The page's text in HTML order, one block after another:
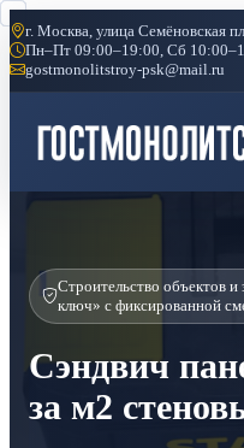
г. Москва, улица Семёновская
Пн–Пт 09:00–19:00, Сб
gostmonolitstroy-psk@mail.ru
Строительство объектов
ключ» с фиксированной
Сэндвич
за м2